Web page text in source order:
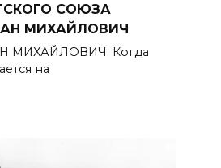
СОЮЗА
МИХАЙЛОВИЧ
МИХАЙЛОВИЧ. Когда
на